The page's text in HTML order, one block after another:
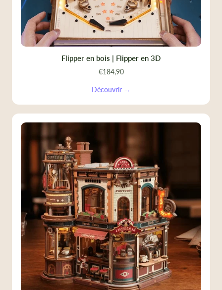
Flipper en bois | Flipper en 3D
€184,90
Découvrir →